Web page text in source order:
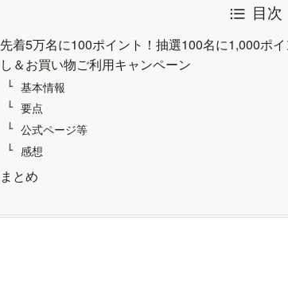
目次
先着5万名に100ポイント！抽選100名に1,000ポ
し＆お買い物ご利用キャンペーン
基本情報
要点
公式ページ等
感想
まとめ